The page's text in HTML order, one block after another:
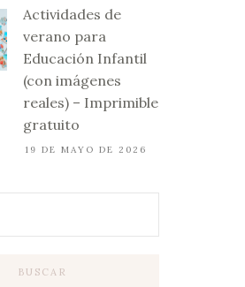
Actividades de
verano para
Educación Infantil
(con imágenes
reales) – Imprimible
gratuito
19 DE MAYO DE 2026
BUSCAR